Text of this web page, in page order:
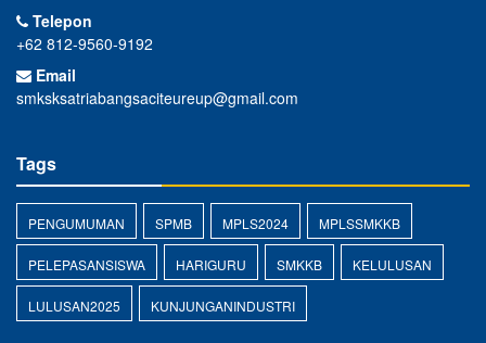
Telepon
+62 812-9560-9192
Email
smksksatriabangsaciteureup@gmail.com
Tags
PENGUMUMAN SPMB MPLS2024 MPLSSMKKB
PELEPASANSISWA HARIGURU SMKKB KELULUSAN
LULUSAN2025 KUNJUNGANINDUSTRI